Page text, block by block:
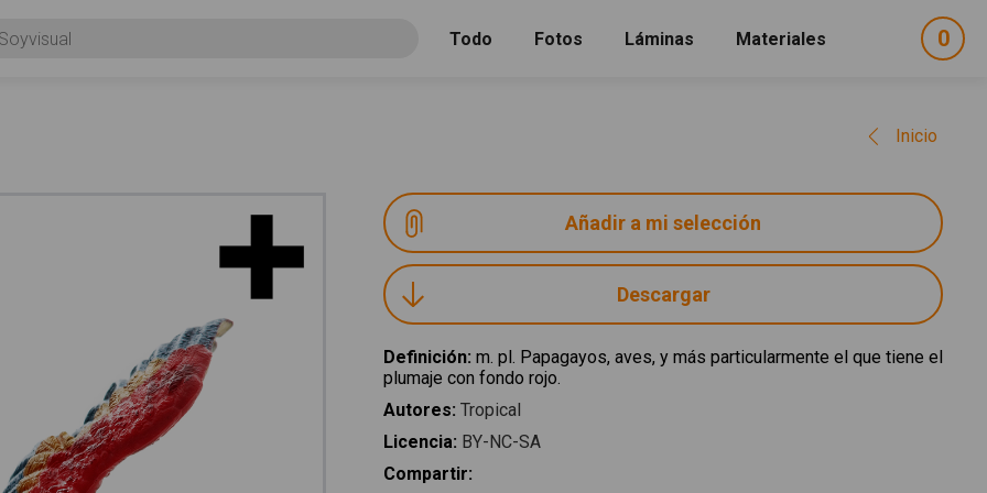
Todo Fotos Láminas Materiales 0
Inicio
Descargar
Definición: m. pl. Papagayos, aves, y más particularmente el que tiene el
plumaje con fondo rojo.
Autores: Tropical
Licencia: BY-NC-SA
Compartir: